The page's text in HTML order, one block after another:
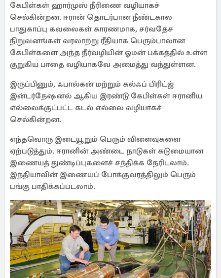
கேபிள்கள் ஹார்முஸ் நீரிணை வழியாகச்
செல்கின்றன. ஈரான் தொடர்பான நீண்டகால
பாதுகாப்பு கவலைகள் காரணமாக, சர்வதேச
நிறுவனங்கள் வரலாற்று ரீதியாக பெரும்பாலான
கேபிள்களை அந்த நீர்வழியின் ஓமன் பக்கத்தில் உள்ள
குறுகிய பாதை வழியாகவே அமைத்து வந்துள்ளன.
இருப்பினும், ஃபால்கன் மற்றும் கல்ஃப் பிரிட்ஜ்
இன்டர்நேஷனல் ஆகிய இரண்டு கேபிள்கள் ஈரானிய
எல்லைக்குட்பட்ட கடல் எல்லை வழியாகச்
செல்கின்றன.
எந்தவொரு இடையூறும் பெரும் விளைவுகளை
ஏற்படுத்தும். ஈரானின் அண்டை நாடுகள் கடுமையான
இணையத் துண்டிப்புகளைச் சந்திக்க நேரிடலாம்.
இந்தியாவின் இணையப் போக்குவரத்திலும் பெரும்
பங்கு பாதிக்கப்படலாம்.